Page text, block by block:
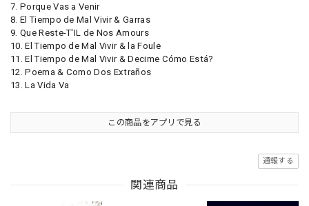
7. Porque Vas a Venir
8. El Tiempo de Mal Vivir & Garras
9. Que Reste-T'IL de Nos Amours
10. El Tiempo de Mal Vivir & la Foule
11. El Tiempo de Mal Vivir & Decime Cómo Está?
12. Poema & Como Dos Extraños
13. La Vida Va
この商品をアプリで見る
通報する
関連商品